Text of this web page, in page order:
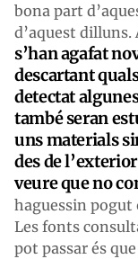
bona part
d’aquest dilluns.
s’han agafat
descartant
detectat
també seran
uns materials
des de
veure que no
haguessin
Les fonts
pot passar és